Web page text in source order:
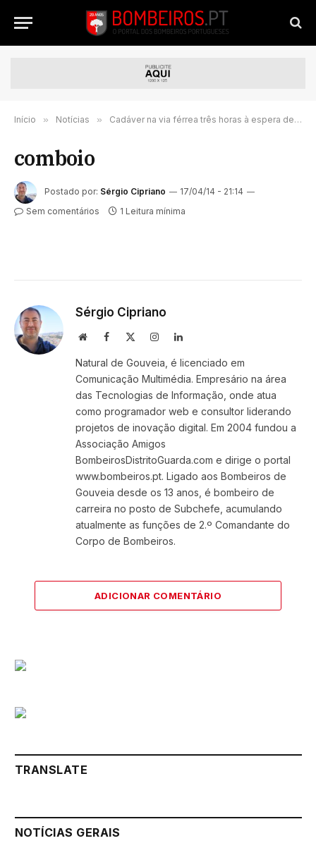
Início » Notícias » Cadáver na via férrea três horas à espera de ser removido
comboio
Postado por: Sérgio Cipriano
17/04/14 - 21:14
Sem comentários
1 Leitura mínima
Sérgio Cipriano
WebsiteFacebook InstagramLinkedIn
Natural de Gouveia, é licenciado em
Comunicação Multimédia. Empresário na área
das Tecnologias de Informação, onde atua
como programador web e consultor liderando
projetos de inovação digital. Em 2004 fundou a
Associação Amigos
BombeirosDistritoGuarda.com e dirige o portal
www.bombeiros.pt. Ligado aos Bombeiros de
Gouveia desde os 13 anos, é bombeiro de
carreira no posto de Subchefe, acumulando
atualmente as funções de 2.º Comandante do
Corpo de Bombeiros.
ADICIONAR COMENTÁRIO
TRANSLATE
NOTÍCIAS GERAIS